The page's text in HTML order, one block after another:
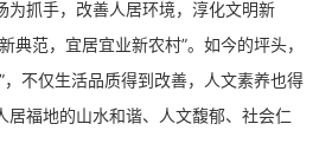
为抓手，改善人居环境，淳化文明新
典范，宜居宜业新农村”。如今的坪头，
，不仅生活品质得到改善，人文素养也得
居福地的山水和谐、人文馥郁、社会仁